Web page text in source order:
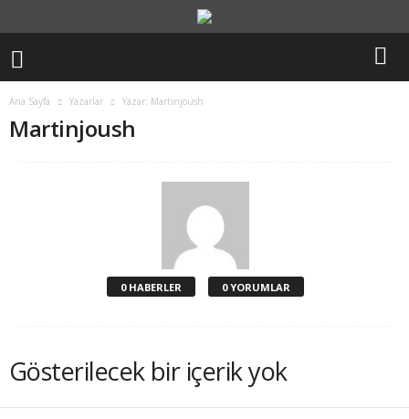
Ana Sayfa Yazarlar Yazar: Martinjoush
Martinjoush
0 HABERLER 0 YORUMLAR
Gösterilecek bir içerik yok